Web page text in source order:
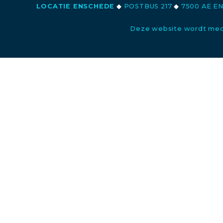
LOCATIE ENSCHEDE ◆ POSTBUS 217◆ 7500 AE
Deze website wordt